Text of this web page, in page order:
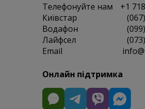
Телефонуйте нам
+1
Київстар
Водафон
Лайфсел
Email
Онлайн підтримка